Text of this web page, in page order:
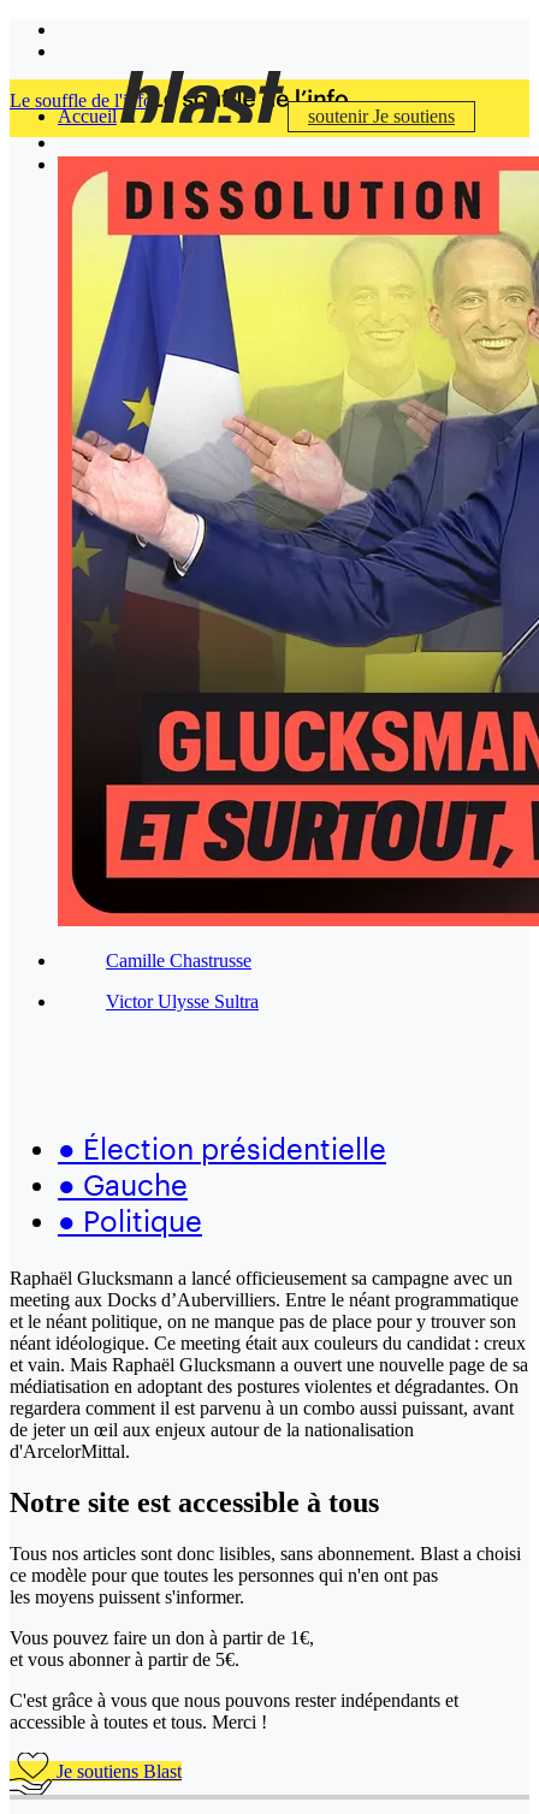
Accueil soutenirJe soutiens
Le souffle de l'info
Camille Chastrusse
Victor Ulysse Sultra
● Élection présidentielle
● Gauche
● Politique
Raphaël Glucksmann a lancé officieusement sa campagne avec un
meeting aux Docks d’Aubervilliers. Entre le néant programmatique
et le néant politique, on ne manque pas de place pour y trouver son
néant idéologique. Ce meeting était aux couleurs du candidat : creux
et vain. Mais Raphaël Glucksmann a ouvert une nouvelle page de sa
médiatisation en adoptant des postures violentes et dégradantes. On
regardera comment il est parvenu à un combo aussi puissant, avant
de jeter un œil aux enjeux autour de la nationalisation
d'ArcelorMittal.
Notre site est accessible à tous
Tous nos articles sont donc lisibles, sans abonnement. Blast a choisi
ce modèle pour que toutes les personnes qui n'en ont pas
les moyens puissent s'informer.
Vous pouvez faire un don à partir de 1€,
et vous abonner à partir de 5€.
C'est grâce à vous que nous pouvons rester indépendants et
accessible à toutes et tous. Merci !
Je soutiens Blast